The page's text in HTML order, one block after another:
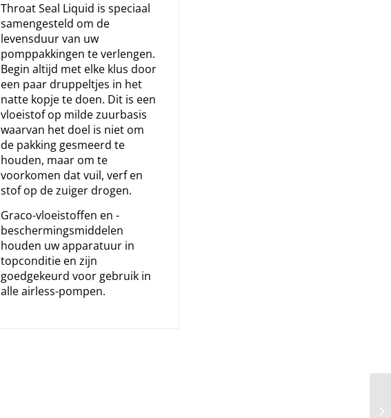
Throat Seal Liquid is speciaal
samengesteld om de
levensduur van uw
pomppakkingen te verlengen.
Begin altijd met elke klus door
een paar druppeltjes in het
natte kopje te doen. Dit is een
vloeistof op milde zuurbasis
waarvan het doel is niet om
de pakking gesmeerd te
houden, maar om te
voorkomen dat vuil, verf en
stof op de zuiger drogen.
Graco-vloeistoffen en -
beschermingsmiddelen
houden uw apparatuur in
topconditie en zijn
goedgekeurd voor gebruik in
alle airless-pompen.